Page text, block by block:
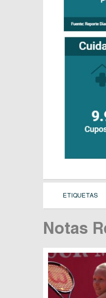
ETIQUETAS
Notas